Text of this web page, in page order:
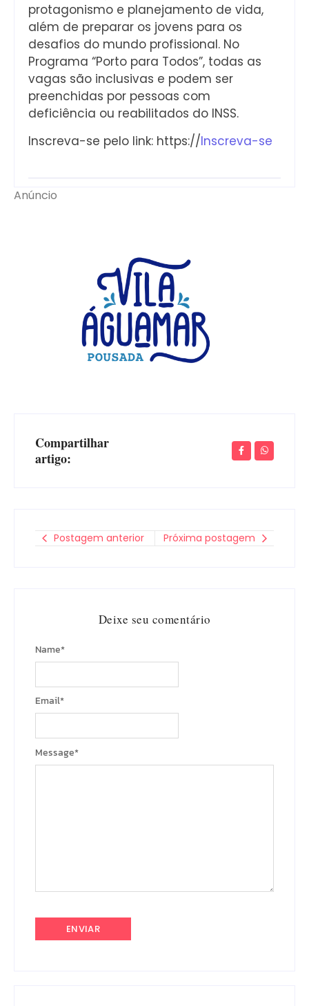
protagonismo e planejamento de vida,
além de preparar os jovens para os
desafios do mundo profissional. No
Programa “Porto para Todos”, todas as
vagas são inclusivas e podem ser
preenchidas por pessoas com
deficiência ou reabilitados do INSS.
Inscreva-se pelo link: https://Inscreva-se
Anúncio
Compartilhar
artigo:
Postagem anterior Próxima postagem
Deixe seu comentário
Message*
Name*
Email*